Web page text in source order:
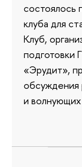
состоялось
клуба для
Клуб,
подготовки
«Эрудит»,
обсуждения
и